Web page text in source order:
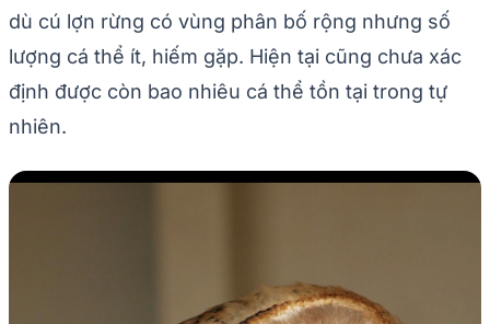
dù cú lợn rừng có vùng phân bố rộng nhưng số
lượng cá thể ít, hiếm gặp. Hiện tại cũng chưa xác
định được còn bao nhiêu cá thể tồn tại trong tự
nhiên.